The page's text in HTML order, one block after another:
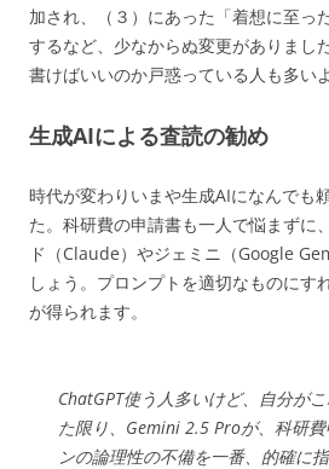
加され、（３）にあった「着想に至っ
するなど、少なからぬ変更がありまし
書けばいいのか戸惑っている人も多い
生成AIによる査読の勧め
時代が変わりいまや生成AIになんでも
た。科研費の申請書も一人で悩まずに
ド（Claude）やジェミニ（Google
しょう。プロンプトを適切なものにす
が得られます。
ChatGPT使う人多いけど、自分が
た限り、Gemini 2.5 Proが、科研
ンの論理性の不備を一番、的確に